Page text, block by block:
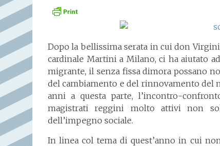
Dopo la bellissima serata in cui don
cardinale Martini a Milano, ci ha aiutato
migrante, il senza fissa dimora possano
del cambiamento e del rinnovamento del
anni a questa parte, l’incontro-
magistrati reggini molto attivi non
dell’impegno sociale.
In linea col tema di quest’anno in cui